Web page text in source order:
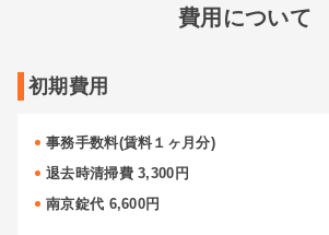
費用について
初期費用
事務手数料(賃料１ヶ月分)
退去時清掃費 3,300円
南京錠代 6,600円